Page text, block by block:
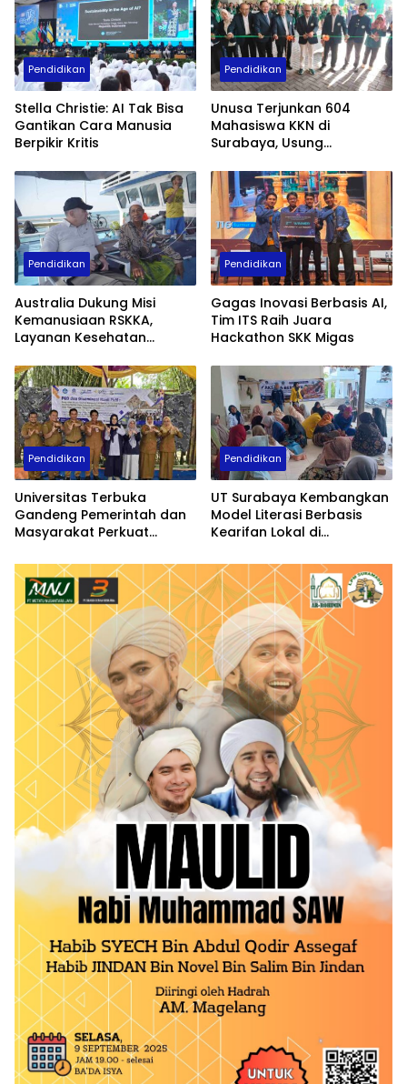
Pendidikan
Stella Christie: AI Tak Bisa
Gantikan Cara Manusia
Berpikir Kritis
Pendidikan
Unusa Terjunkan 604
Mahasiswa KKN di
Surabaya, Usung
Literasi, dan Bisnis Digital
Pendidikan
Australia Dukung Misi
Kemanusiaan RSKKA,
Layanan Kesehatan
Pendidikan
Gagas Inovasi Berbasis AI,
Tim ITS Raih Juara
Hackathon SKK Migas
Pendidikan
Universitas Terbuka
Gandeng Pemerintah dan
Masyarakat Perkuat
Sidoarjo
Pendidikan
UT Surabaya Kembangkan
Model Literasi Berbasis
Kearifan Lokal di